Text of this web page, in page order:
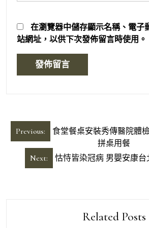
在瀏覽器中儲存顯示名稱、電子
站網址，以供下次發佈留言時使用。
文
章
Previous:
食堂餐桌安裝秀傳醫院體
拼桌用餐
Next:
怙恃皆染冠病 男嬰安康
Related Posts